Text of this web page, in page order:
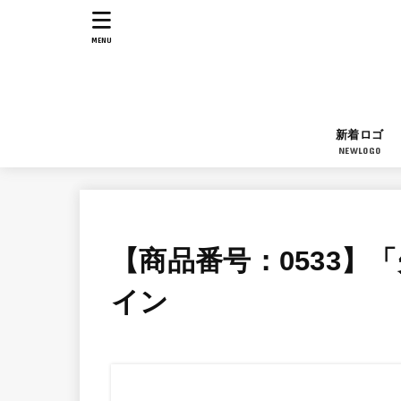
新着ロゴ
NEWLOGO
MENU
【商品番号：0533】
イン